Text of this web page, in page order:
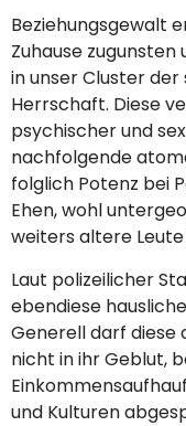
Beziehungsgewalt
Zuhause
in unser Cluster
Herrschaft. Diese
psychischer und
nachfolgende
folglich Potenz bei
Ehen, wohl
weiters altere
Laut polizeilicher
ebendiese
Generell darf diese
nicht in ihr Geblut,
und Kulturen